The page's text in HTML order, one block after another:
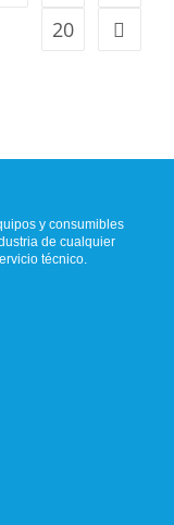
20
y consumibles
de cualquier
técnico.